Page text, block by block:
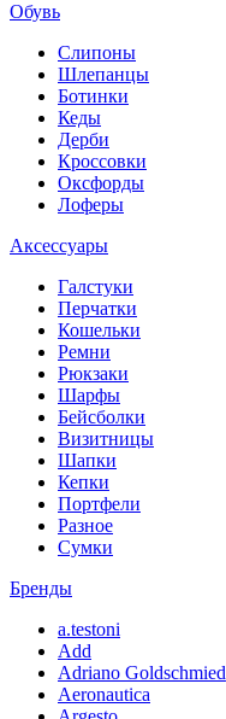
Обувь
Слипоны
Шлепанцы
Ботинки
Кеды
Дерби
Кроссовки
Оксфорды
Лоферы
Аксессуары
Галстуки
Перчатки
Кошельки
Ремни
Рюкзаки
Шарфы
Бейсболки
Визитницы
Шапки
Кепки
Портфели
Разное
Сумки
Бренды
a.testoni
Add
Adriano Goldschmied
Aeronautica